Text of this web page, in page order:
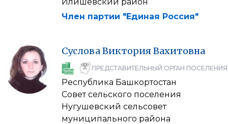
Член партии "Единая Россия"
СусловаВикторияВахитовна
ПРЕДСТАВИТЕЛЬНЫЙ ОРГАН ПОСЕЛЕНИЯ
Республика Башкортостан
Совет сельского поселения
Нугушевский сельсовет
муниципального района